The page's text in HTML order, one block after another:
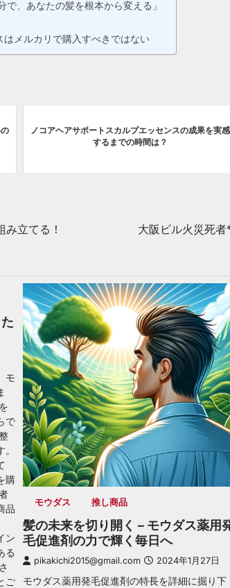
、あなたの髪を根本から変える」
はメルカリで購入すべきではない
ノコアヘアサポートスカルプエッセンスの成果を実感
するまでの時間は？
立てる！ 大阪ビル火災死
モ
で
購
品
ン
る
ご
モウダス 推し商品
髪の未来を切り開く – モウダス薬用
毛促進剤の力で輝く毎日へ
pikakichi2015@gmail.com 2024年1月27日
モウダス薬用発毛促進剤の特長を詳細に掘り下